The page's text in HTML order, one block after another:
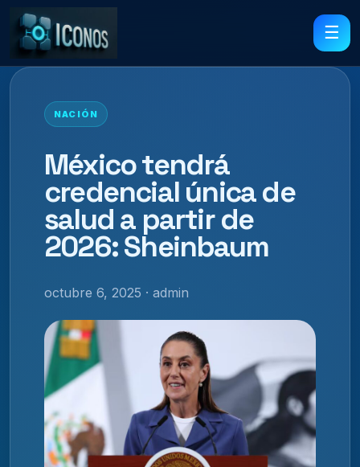
☰
NACIÓN
México tendrá
credencial única de
salud a partir de
2026: Sheinbaum
octubre 6, 2025 · admin